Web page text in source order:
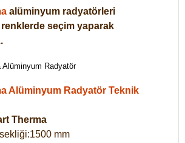
alüminyum radyatörleri
renklerde seçim yaparak
Alüminyum Radyatör Teknik
Therma
mm